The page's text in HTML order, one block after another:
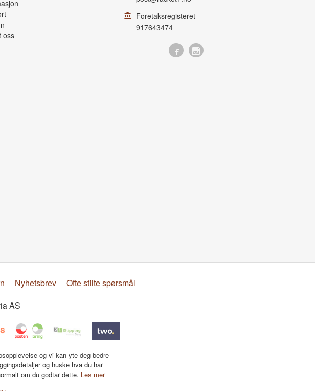
oss
Foretaksregisteret
917643474
Nyhetsbrev
Ofte stilte spørsmål
AS
og vi kan yte deg bedre
og huske hva du har
om du godtar dette. Les mer